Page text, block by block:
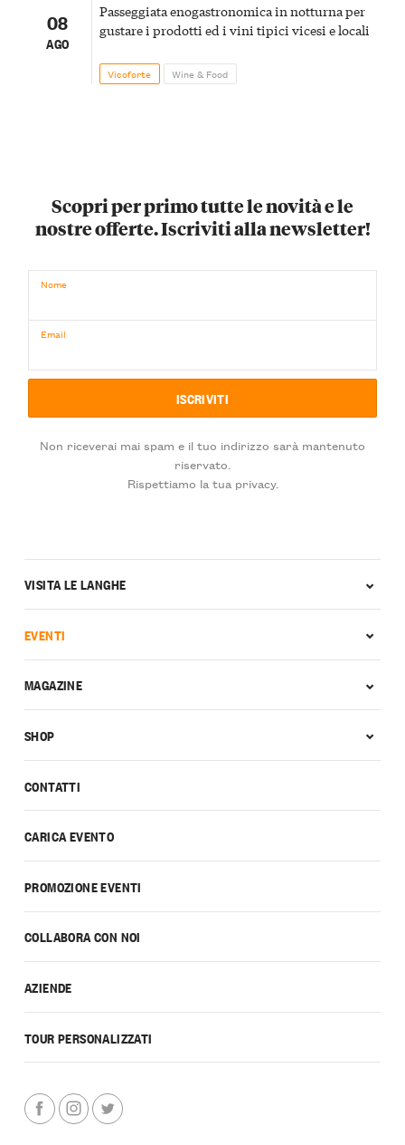
08
AGO
Passeggiata enogastronomica in notturna per
gustare i prodotti ed i vini tipici vicesi e locali
Vicoforte Wine & Food
Scopri per primo tutte le novità e le
nostre offerte. Iscriviti alla newsletter!
Nome
Email
Non riceverai mai spam e il tuo indirizzo sarà mantenuto
riservato.
Rispettiamo la tua privacy.
CONTATTI
CARICA EVENTO
PROMOZIONE EVENTI
COLLABORA CON NOI
AZIENDE
TOUR PERSONALIZZATI
VISITA LE LANGHE
EVENTI
MAGAZINE
SHOP